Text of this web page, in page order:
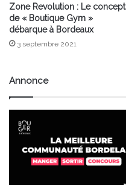
Zone Revolution : Le concept
de « Boutique Gym »
débarque à Bordeaux
3 septembre 2021
Annonce